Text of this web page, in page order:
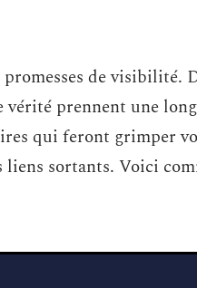
de visibilité.
prennent une
qui feront grimper
liens sortants. Voici